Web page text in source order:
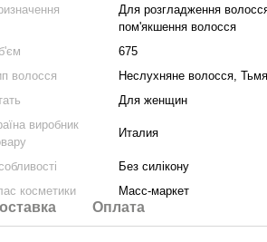
Для розгладження
пом'якшення волосся
675
волосся
Неслухняне волосся,
Для женщин
виробник
Италия
Без силікону
косметики
Масс-маркет
Оплата